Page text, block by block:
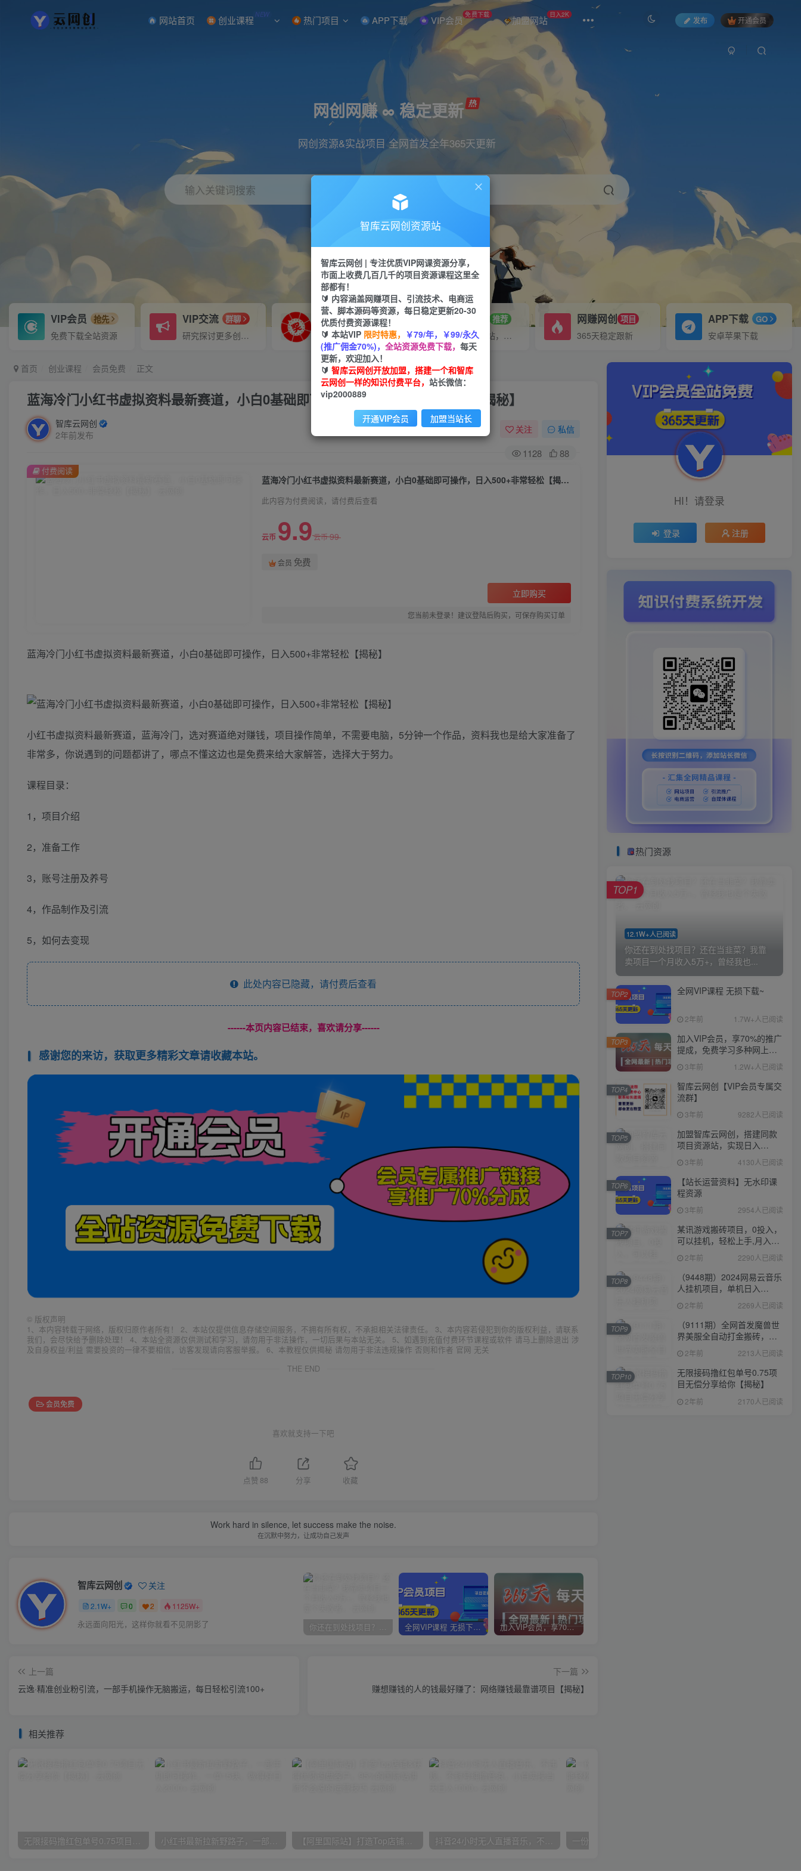
网站首页 创业课程 NEW 热门项目 APP下载 VIP会员 免费下载 加盟网站 日入2K
发布 开通会员
网创网赚 ∞ 稳定更新
网创资源&实战项目 全网首发全年365天更新
输入关键词搜索
直播 小红书 剪辑
VIP会员 抢先
免费下载全站资源
VIP交流 群聊
研究探讨更多创业项目路子。
VIP推广
70%分佣
会员专属推广链接
招募站长 推荐
搭建同款网站，自己当老板
网赚网创 项目
365天稳定跟新
APP下载 GO
安卓苹果下载
首页 创业课程 会员免费 正文
蓝海冷门小红书虚拟资料最新赛道，小白0基础即可操作，日入500+非常轻松【揭秘】
智库云网创
2年前发布
关注 私信
1128 88
蓝海冷门小红书虚拟资料最新赛道，小白0基础即可操作，日入500+非常轻松【揭秘】
此内容为付费阅读，请付费后查看
云币 9.9云币99
会员 免费
立即购买
您当前未登录！建议登陆后购买，可保存购买订单
付费阅读
蓝海冷门小红书虚拟资料最新赛道，小白0基础即可操作，日入500+非常轻松【揭秘】
小红书虚拟资料最新赛道，蓝海冷门，选对赛道绝对赚钱，项目操作简单，不需要电脑，5分钟一个作品，资料我也是给大家准备了
非常多，你说遇到的问题都讲了，哪点不懂这边也是免费来给大家解答，选择大于努力。
课程目录：
1，项目介绍
2，准备工作
3，账号注册及养号
4，作品制作及引流
5，如何去变现
此处内容已隐藏，请付费后查看
------本页内容已结束，喜欢请分享------
感谢您的来访，获取更多精彩文章请收藏本站。
© 版权声明
1、本内容转载于网络，版权归原作者所有！ 2、本站仅提供信息存储空间服务，不拥有所有权，不承担相关法律责任。 3、本内容若侵犯到你的版权利益，请联系
我们，会尽快给予删除处理！ 4、本站全资源仅供测试和学习，请勿用于非法操作，一切后果与本站无关。 5、如遇到充值付费环节课程或软件 请马上删除退出 涉
及自身权益/利益 需要投资的一律不要相信，访客发现请向客服举报。 6、本教程仅供揭秘 请勿用于非法违规操作 否则和作者 官网 无关
THE END
会员免费
喜欢就支持一下吧
点赞 88 分享 收藏
Work hard in silence, let success make the noise.
在沉默中努力，让成功自己发声
智库云网创 关注
2.1W+ 0 2 1125W+
永远面向阳光，这样你就看不见阴影了 你还在到处找项目？还在当韭菜？我靠卖项目一个月收入5万+，曾经我也是个失败者。 全网VIP课程 无损下载~ 加入VIP会员，享70%的推广提成，免费学习多种网上创业课程，菜鸟秒变大神！
上一篇
云逸·精准创业粉引流，一部手机操作无脑搬运，每日轻松引流100+
下一篇
赚想赚钱的人的钱最好赚了：网络赚钱最靠谱项目【揭秘】
相关推荐
无限接码撸红包单号0.75项目无偿分享给你【揭秘】 小红书最新拉新野路子，一部手机即可操作，一单15块，做得好日入2000+ 【阿里国际站】打造Top店铺&获得优质询盘客户，​95%的国际站讲师不会说的运营技巧 抖音24小时无人直播音乐，不违规，不封号纯撸音浪，小白实操当天日入1000+
HI！请登录
登录 注册
热门资源
12.1W+人已阅读
你还在到处找项目？还在当韭菜？我靠
卖项目一个月收入5万+，曾经我也...
TOP1
全网VIP课程 无损下载~
2年前 1.7W+人已阅读
TOP2
加入VIP会员，享70%的推广
提成，免费学习多种网上创
业课程，菜鸟秒变大神！
3年前 1.2W+人已阅读
TOP3
智库云网创【VIP会员专属交
流群】
3年前 9282人已阅读
TOP4
加盟智库云网创，搭建同款
项目资源站，实现日入
2000+
3年前 4130人已阅读
TOP5
【站长运营资料】无水印课
程资源
3年前 2954人已阅读
TOP6
某讯游戏搬砖项目，0投入，
可以挂机，轻松上手,月入
3000+上不封顶
2年前 2290人已阅读
TOP7
（9448期）2024网易云音乐
人挂机项目，单机日入
150+，无脑月入5000+
2年前 2269人已阅读
TOP8
（9111期）全网首发魔兽世
界美服全自动打金搬砖，日
入1000+，简单好操作，保
姆级教学
2年前 2213人已阅读
TOP9
无限接码撸红包单号0.75项
目无偿分享给你【揭秘】
2年前 2170人已阅读
TOP10
智库云网创资源站
智库云网创 | 专注优质VIP网课资源分享，
市面上收费几百几千的项目资源课程这里全
部都有！
🔰 内容涵盖网赚项目、引流技术、电商运
营、脚本源码等资源，每日稳定更新20-30
优质付费资源课程！
🔰 本站VIP 限时特惠， ￥79/年，￥99/永久
(推广佣金70%)， 全站资源免费下载， 每天
更新，欢迎加入！
🔰 智库云网创开放加盟，搭建一个和智库
云网创一样的知识付费平台， 站长微信：
vip2000889
开通VIP会员 加盟当站长